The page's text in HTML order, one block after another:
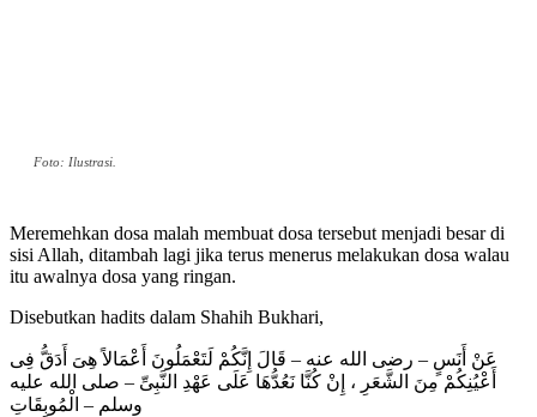
Foto: Ilustrasi.
Meremehkan dosa malah membuat dosa tersebut menjadi besar di
sisi Allah, ditambah lagi jika terus menerus melakukan dosa walau
itu awalnya dosa yang ringan.
Disebutkan hadits dalam Shahih Bukhari,
عَنْ أَنَسٍ – رضى الله عنه – قَالَ إِنَّكُمْ لَتَعْمَلُونَ أَعْمَالاً هِىَ أَدَقُّ فِى
أَعْيُنِكُمْ مِنَ الشَّعَرِ ، إِنْ كُنَّا نَعُدُّهَا عَلَى عَهْدِ النَّبِىِّ – صلى الله عليه
وسلم – الْمُوبِقَاتِ